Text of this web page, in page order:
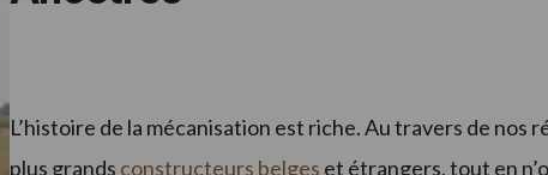
L’histoire de la mécanisation est riche. Au travers de
plus grands constructeurs belges et étrangers, tout en